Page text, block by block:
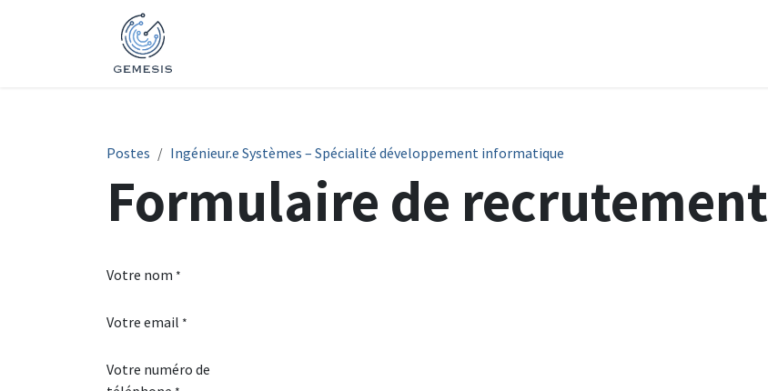
Postes Ingénieur.e Systèmes – Spécialité développement informatique
Formulaire de recrutement
Votre nom *
Votre email *
Votre numéro de